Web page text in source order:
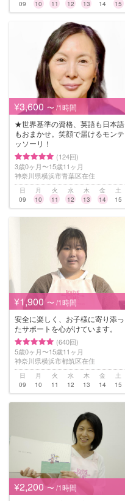
09 10 11 12 13 14 15
¥3,600 〜 /1時間
★世界基準の資格、英語も日本語
もおまかせ。笑顔で届けるモンテ
ッソーリ！
(124回)
3歳0ヶ月〜15歳11ヶ月
神奈川県横浜市青葉区在住
日
09
月
10
火
11
水
12
木
13
金
14
土
15
¥1,900 〜 /1時間
安全に楽しく、お子様に寄り添っ
たサポートを心がけています。
(640回)
5歳0ヶ月〜15歳11ヶ月
神奈川県横浜市都筑区在住
日
09
月
10
火
11
水
12
木
13
金
14
土
15
¥2,200 〜 /1時間